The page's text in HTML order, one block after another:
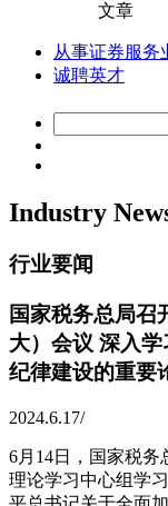
文章
从事证券服务
诚聘英才
Industry
行业要闻
国家税务总局召
大）会议 深入
纪律建设的重要
2024.6.17/
6月14日，国家税
理论学习中心组学